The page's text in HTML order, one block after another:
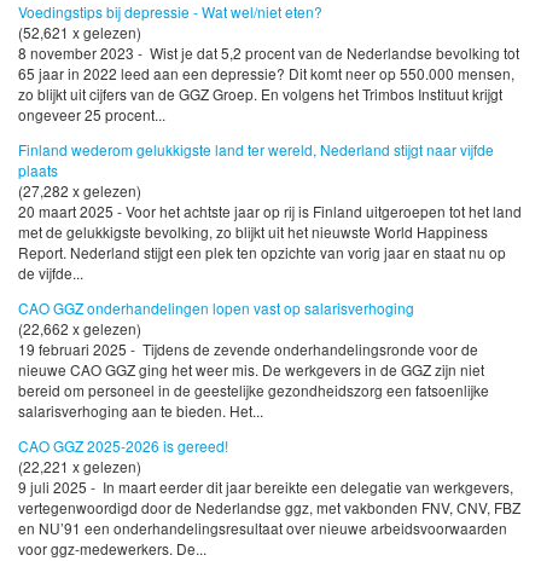
Voedingstips bij depressie - Wat wel/niet eten?
(52,621 x gelezen)
8 november 2023 - Wist je dat 5,2 procent van de Nederlandse bevolking tot
65 jaar in 2022 leed aan een depressie? Dit komt neer op 550.000 mensen,
zo blijkt uit cijfers van de GGZ Groep. En volgens het Trimbos Instituut krijgt
ongeveer 25 procent...
Finland wederom gelukkigste land ter wereld, Nederland stijgt naar vijfde
plaats
(27,282 x gelezen)
20 maart 2025 - Voor het achtste jaar op rij is Finland uitgeroepen tot het land
met de gelukkigste bevolking, zo blijkt uit het nieuwste World Happiness
Report. Nederland stijgt een plek ten opzichte van vorig jaar en staat nu op
de vijfde...
CAO GGZ onderhandelingen lopen vast op salarisverhoging
(22,662 x gelezen)
19 februari 2025 - Tijdens de zevende onderhandelingsronde voor de
nieuwe CAO GGZ ging het weer mis. De werkgevers in de GGZ zijn niet
bereid om personeel in de geestelijke gezondheidszorg een fatsoenlijke
salarisverhoging aan te bieden. Het...
CAO GGZ 2025-2026 is gereed!
(22,221 x gelezen)
9 juli 2025 - In maart eerder dit jaar bereikte een delegatie van werkgevers,
vertegenwoordigd door de Nederlandse ggz, met vakbonden FNV, CNV, FBZ
en NU’91 een onderhandelingsresultaat over nieuwe arbeidsvoorwaarden
voor ggz-medewerkers. De...